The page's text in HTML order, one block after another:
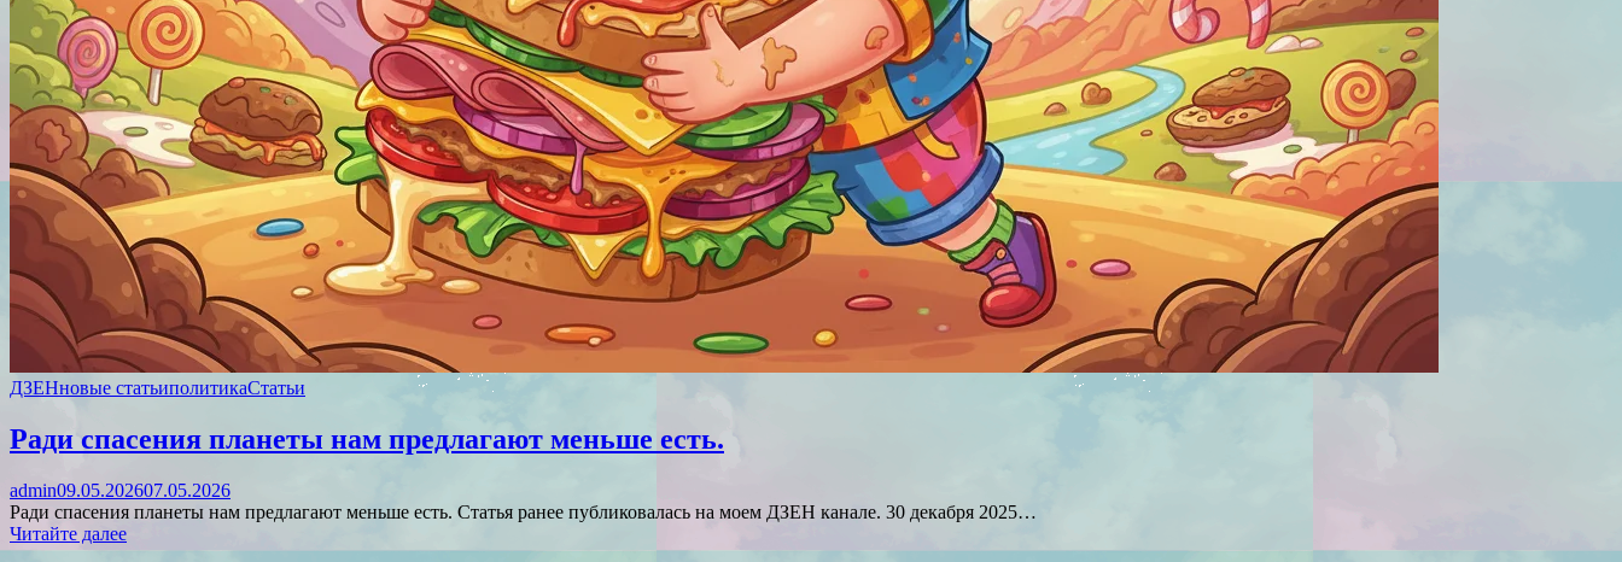
ДЗЕНновые статьиполитикаСтатьи
Ради спасения планеты нам предлагают меньше есть.
admin09.05.202607.05.2026
Ради спасения планеты нам предлагают меньше есть. Статья ранее публиковалась на моем ДЗЕН канале. 30 декабря 2025…
Читайте далее